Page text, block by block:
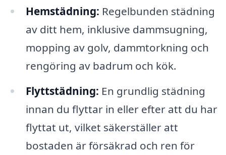
Hemstädning: Regelbunden städning
av ditt hem, inklusive dammsugning,
mopping av golv, dammtorkning och
rengöring av badrum och kök.
Flyttstädning: En grundlig städning
innan du flyttar in eller efter att du har
flyttat ut, vilket säkerställer att
bostaden är försäkrad och ren för